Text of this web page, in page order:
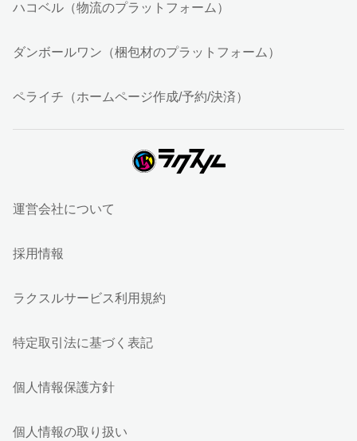
ハコベル（物流のプラットフォーム）
ダンボールワン（梱包材のプラットフォーム）
ペライチ（ホームページ作成/予約/決済）
運営会社について
採用情報
ラクスルサービス利用規約
特定取引法に基づく表記
個人情報保護方針
個人情報の取り扱い